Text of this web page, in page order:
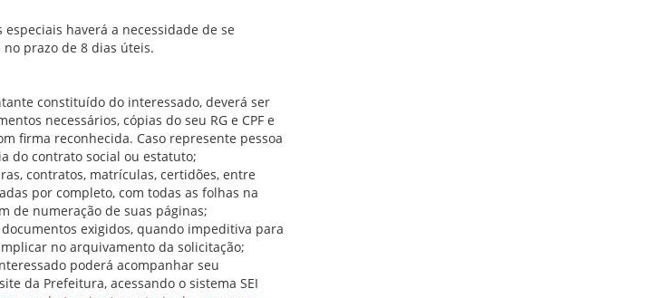
haverá a necessidade de se
prazo de 8 dias úteis.
constituído do interessado, deverá ser
necessários, cópias do seu RG e CPF e
firma reconhecida. Caso represente pessoa
do contrato social ou estatuto;
contratos, matrículas, certidões, entre
por completo, com todas as folhas na
de numeração de suas páginas;
exigidos, quando impeditiva para
no arquivamento da solicitação;
poderá acompanhar seu
da Prefeitura, acessando o sistema SEI